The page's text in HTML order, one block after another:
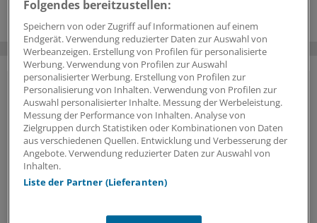
Vorteile des Logins
Über unserkostenloses Loginerhalten Ärzte und
Ärztinnen sowie andere Mitarbeiter der
Gesundheitsbranche Zugriff auf mehr
Hintergründe, Interviews und Praxis-Tipps.
Folgendes bereitzustellen:
Speichern von oder Zugriff auf Informationen auf einem
Endgerät. Verwendung reduzierter Daten zur Auswahl von
Werbeanzeigen. Erstellung von Profilen für personalisierte
Werbung. Verwendung von Profilen zur Auswahl
personalisierter Werbung. Erstellung von Profilen zur
Personalisierung von Inhalten. Verwendung von Profilen zur
Auswahl personalisierter Inhalte. Messung der Werbeleistung.
Messung der Performance von Inhalten. Analyse von
Zielgruppen durch Statistiken oder Kombinationen von Daten
aus verschiedenen Quellen. Entwicklung und Verbesserung der
Angebote. Verwendung reduzierter Daten zur Auswahl von
Inhalten.
Liste der Partner (Lieferanten)